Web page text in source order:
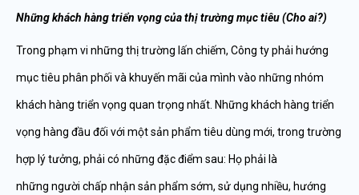
Những khách hàng triển vọng của thịtrường mục tiêu (Cho ai?)
Trong phạm vi những thị trường lấn chiếm, Công ty phải hướng
mục tiêu phân phối và khuyến mãi của mình vào những nhóm
khách hàng triển vọng quan trọng nhất. Những khách hàng triển
vọng hàng đầu đối với một sản phẩm tiêu dùng mới, trong trường
hợp lý tưởng, phải có những đặc điểm sau: Họ phải là
những người chấp nhận sản phẩm sớm, sử dụng nhiều, hướng